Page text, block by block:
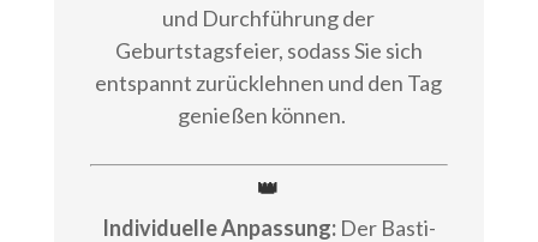
und Durchführung der
Geburtstagsfeier, sodass Sie sich
entspannt zurücklehnen und den Tag
genießen können.
👑
Individuelle Anpassung:Der Basti-